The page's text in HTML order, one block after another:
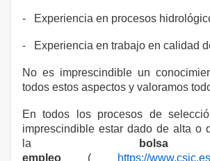
- Experiencia en procesos
- Experiencia en trabajo en calidad
No es imprescindible un
todos estos aspectos y valoramos
En todos los procesos de
imprescindible estar dado de alta o
la
empleo (
https://